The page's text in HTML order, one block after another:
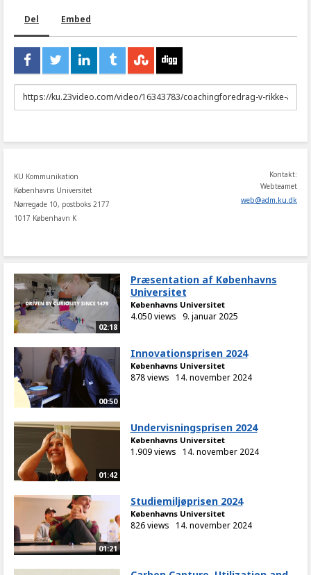
Del Embed
URL
to
KU Kommunikation
Københavns Universitet
Nørregade 10, postboks 2177
1017 København K
Kontakt:
Webteamet
web@adm ku dk
02:18
Præsentation af Københavns
Universitet
Københavns Universitet
4.050 views 9. januar 2025
00:50
Innovationsprisen 2024
Københavns Universitet
878 views 14. november 2024
01:42
Undervisningsprisen 2024
Københavns Universitet
1.909 views 14. november 2024
01:21
Studiemiljøprisen 2024
Københavns Universitet
826 views 14. november 2024